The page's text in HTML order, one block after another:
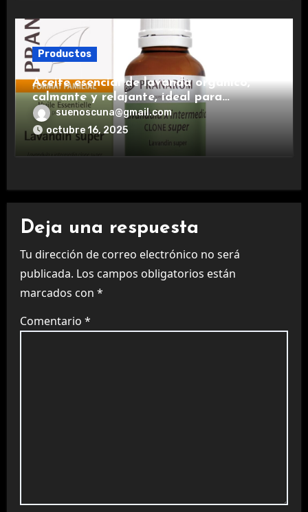
Productos
Aceite esencial de lavanda orgánico,
calmante y relajante, ideal para
aromaterapia.
suenoscuna@gmail.com
octubre 16, 2025
Deja una respuesta
Tu dirección de correo electrónico no será
publicada. Los campos obligatorios están
marcados con *
Comentario *